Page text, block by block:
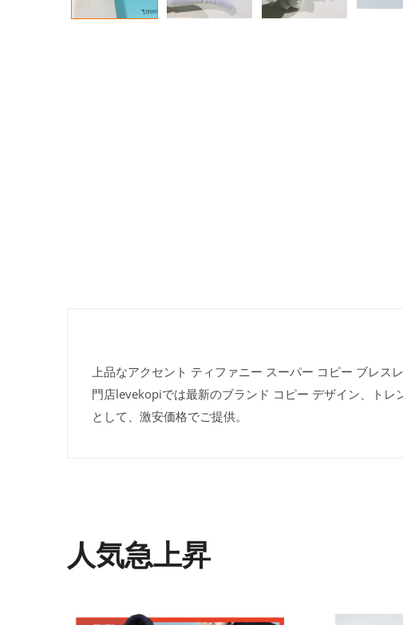
上品なアクセント ティファニー スーパー コピー ブレ
門店levekopiでは最新のブランド コピー デザイン、ト
として、激安価格でご提供。
人気急上昇